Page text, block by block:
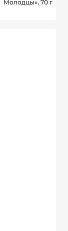
Молодцы», 70 г